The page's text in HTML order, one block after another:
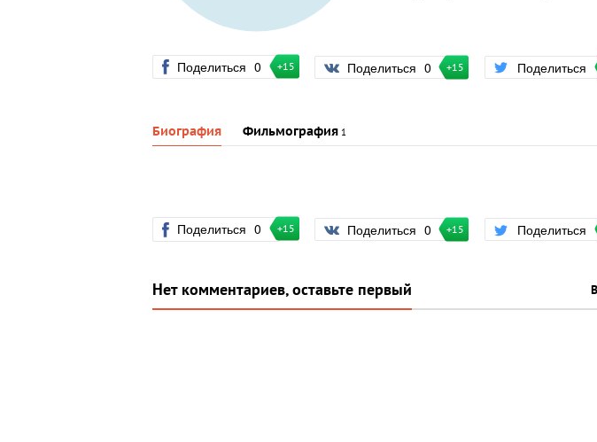
Поделиться 0 +15 Поделиться 0 +15 Поделиться
Биография Фильмография 1
Поделиться 0 +15 Поделиться 0 +15 Поделиться
Нет комментариев, оставьте первый